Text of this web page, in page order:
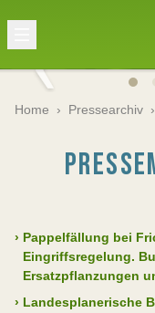
Home › Pressearchiv ›
› Pappelfällung bei
Eingriffsregelung.
Ersatzpflanzungen
› Landesplanerische